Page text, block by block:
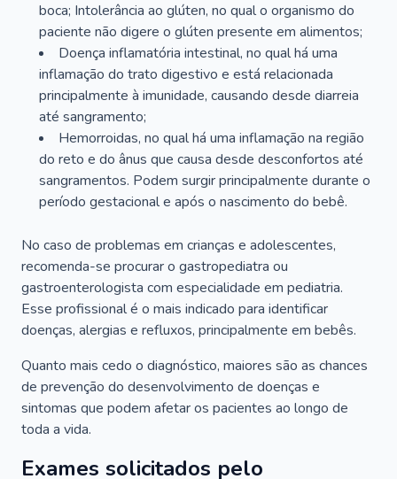
boca; Intolerância ao glúten, no qual o organismo do
paciente não digere o glúten presente em alimentos;
Doença inflamatória intestinal, no qual há uma
inflamação do trato digestivo e está relacionada
principalmente à imunidade, causando desde diarreia
até sangramento;
Hemorroidas, no qual há uma inflamação na região
do reto e do ânus que causa desde desconfortos até
sangramentos. Podem surgir principalmente durante o
período gestacional e após o nascimento do bebê.
No caso de problemas em crianças e adolescentes,
recomenda-se procurar o gastropediatra ou
gastroenterologista com especialidade em pediatria.
Esse profissional é o mais indicado para identificar
doenças, alergias e refluxos, principalmente em bebês.
Quanto mais cedo o diagnóstico, maiores são as chances
de prevenção do desenvolvimento de doenças e
sintomas que podem afetar os pacientes ao longo de
toda a vida.
Exames solicitados pelo